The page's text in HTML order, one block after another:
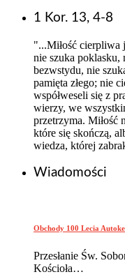
1 Kor. 13, 4-8
"...Miłość cierpliwa
nie szuka poklasku,
bezwstydu, nie
pamięta złego; nie
współweseli się z
wierzy, we
przetrzyma. Miłość
które się skończą,
wiedza, której
Wiadomości
Obchody 100 Lecia
Przesłanie Św.
Kościoła…